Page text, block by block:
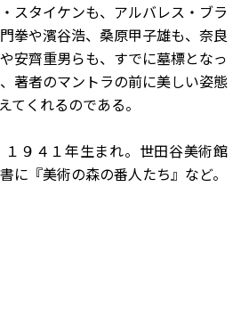
スタイケンも、アルバレス・ブラ
拳や濱谷浩、桑原甲子雄も、奈良
安齊重男らも、すでに墓標となっ
著者のマントラの前に美しい姿態
てくれるのである。
９４１年生まれ。世田谷美術館
に『美術の森の番人たち』など。